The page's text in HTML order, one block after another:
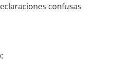
confusas